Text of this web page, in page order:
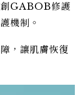
創GABOB修護
機制。
，讓肌膚恢復